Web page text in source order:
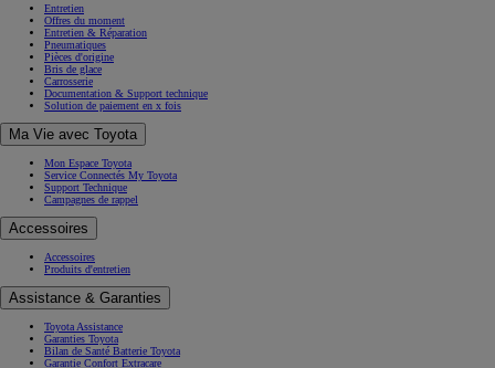
Entretien
Offres du moment
Entretien & Réparation
Pneumatiques
Pièces d'origine
Bris de glace
Carrosserie
Documentation & Support technique
Solution de paiement en x fois
Ma Vie avec Toyota
Mon Espace Toyota
Service Connectés My Toyota
Support Technique
Campagnes de rappel
Accessoires
Accessoires
Produits d'entretien
Assistance & Garanties
Toyota Assistance
Garanties Toyota
Bilan de Santé Batterie Toyota
Garantie Confort Extracare